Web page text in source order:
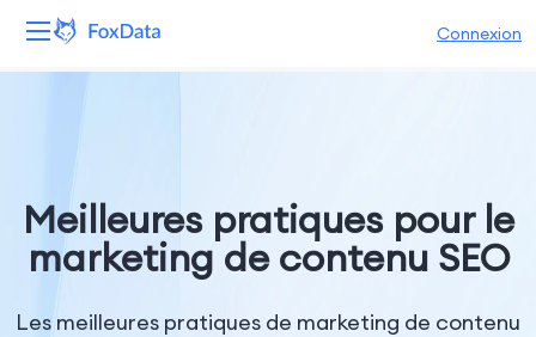
Connexion
Solutions
Meilleures pratiques pour le
marketing de contenu SEO
Les meilleures pratiques de marketing de contenu